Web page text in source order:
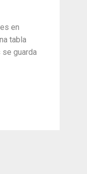
en
tabla
guarda